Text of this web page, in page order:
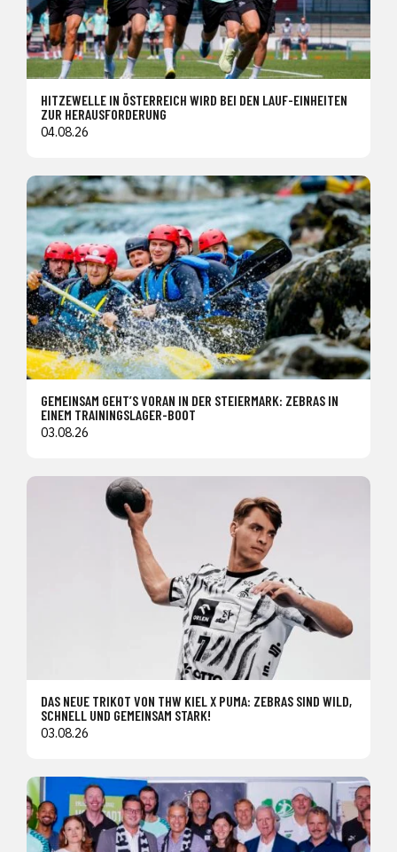
HITZEWELLE IN ÖSTERREICH WIRD BEI DEN LAUF-EINHEITEN
ZUR HERAUSFORDERUNG
04.08.26
GEMEINSAM GEHT’S VORAN IN DER STEIERMARK: ZEBRAS IN
EINEM TRAININGSLAGER-BOOT
03.08.26
DAS NEUE TRIKOT VON THW KIEL X PUMA: ZEBRAS SIND WILD,
SCHNELL UND GEMEINSAM STARK!
03.08.26